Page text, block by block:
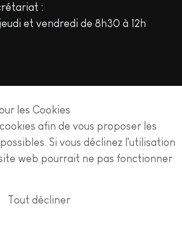
:
et vendredi de 8h30 à 12h
les Cookies
afin de vous proposer les
Si vous déclinez l'utilisation
web pourrait ne pas fonctionner
Tout décliner